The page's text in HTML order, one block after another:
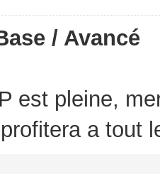
/ Avancé
est pleine,
a tout